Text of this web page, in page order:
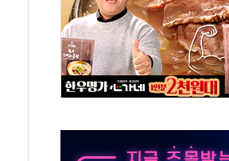
도 놀랍지 않아"
광 착공…여의도 1.6배 규모
금융주 낙폭 커
책 아냐" 해명
일 최대 100mm 호우
결… 수니파 국가들의 새 안보 협력 구도